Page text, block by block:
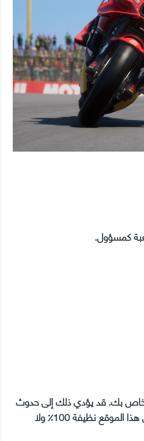
كمسؤول.
الخاص بك. قد يؤدي ذلك إلى حدوث
مشكلات في اللعبة التي تقوم بتثبيتها مثل الأعطال والأخطاء. جميع ملفات التنزيل على هذا الموقع نظيفة 100٪ ولا